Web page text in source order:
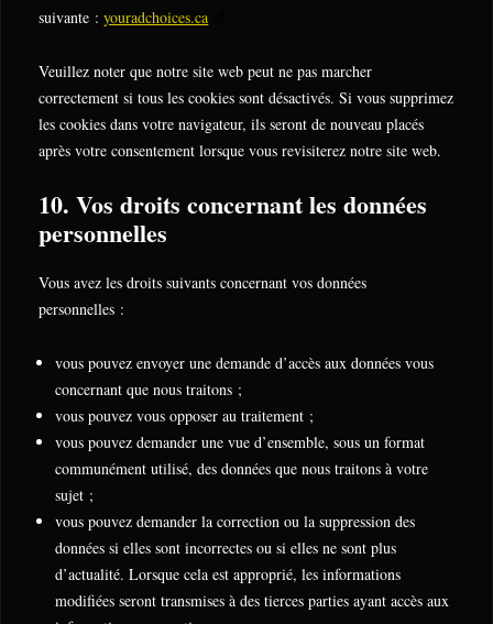
suivante :youradchoices.ca
Veuillez noter que notre site web peut ne pas marcher
correctement si tous les cookies sont désactivés. Si vous supprimez
les cookies dans votre navigateur, ils seront de nouveau placés
après votre consentement lorsque vous revisiterez notre site web.
10. Vos droits concernant les données
personnelles
Vous avez les droits suivants concernant vos données
personnelles :
vous pouvez envoyer une demande d’accès aux données vous
concernant que nous traitons ;
vous pouvez vous opposer au traitement ;
vous pouvez demander une vue d’ensemble, sous un format
communément utilisé, des données que nous traitons à votre
sujet ;
vous pouvez demander la correction ou la suppression des
données si elles sont incorrectes ou si elles ne sont plus
d’actualité. Lorsque cela est approprié, les informations
modifiées seront transmises à des tierces parties ayant accès aux